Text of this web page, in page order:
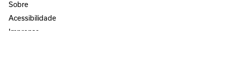
Sobre
Acessibilidade
Imprensa